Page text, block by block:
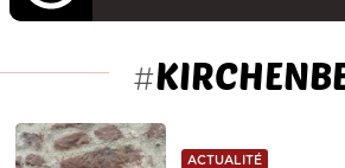
#
ACTUALITÉ